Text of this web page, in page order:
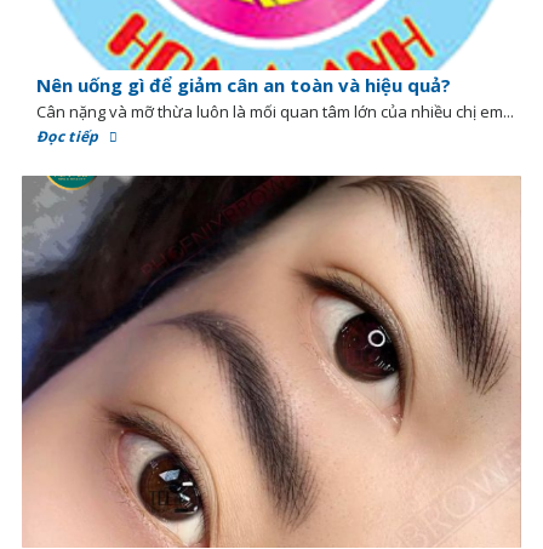
Nên uống gì để giảm cân an toàn và hiệu quả?
Cân nặng và mỡ thừa luôn là mối quan tâm lớn của nhiều chị em...
Đọc tiếp